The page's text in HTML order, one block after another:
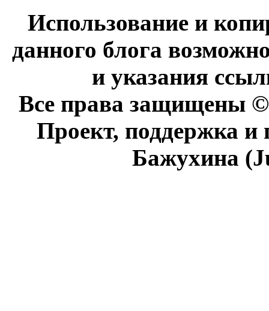
Использование и
данного блога
и указания
Все права защищены
Проект, поддержка
Бажухина